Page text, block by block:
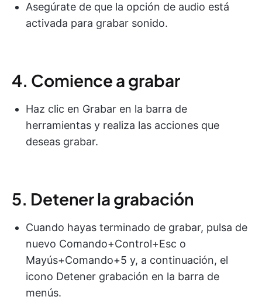
Asegúrate de que la opción de audio está
activada para grabar sonido.
4. Comience a grabar
Haz clic en Grabar en la barra de
herramientas y realiza las acciones que
deseas grabar.
5. Detener la grabación
Cuando hayas terminado de grabar, pulsa de
nuevo Comando+Control+Esc o
Mayús+Comando+5 y, a continuación, el
icono Detener grabación en la barra de
menús.